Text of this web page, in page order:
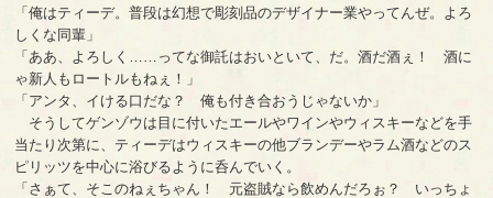
「俺はティーデ。普段は幻想で彫刻品のデザイナー業やってんぜ。よろ
しくな同輩」
「ああ、よろしく……ってな御託はおいといて、だ。酒だ酒ぇ！ 酒に
ゃ新人もロートルもねぇ！」
「アンタ、イける口だな？ 俺も付き合おうじゃないか」
そうしてゲンゾウは目に付いたエールやワインやウィスキーなどを手
当たり次第に、ティーデはウィスキーの他ブランデーやラム酒などのス
ピリッツを中心に浴びるように呑んでいく。
「さぁて、そこのねぇちゃん！ 元盗賊なら飲めんだろぉ？ いっちょ